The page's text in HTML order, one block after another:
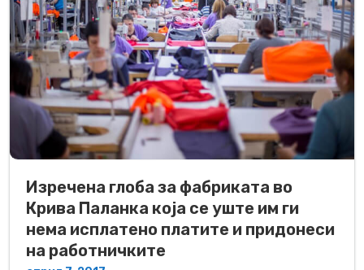
Изречена глоба за фабриката во
Крива Паланка која се уште им ги
нема исплатено платите и придонеси
на работничките